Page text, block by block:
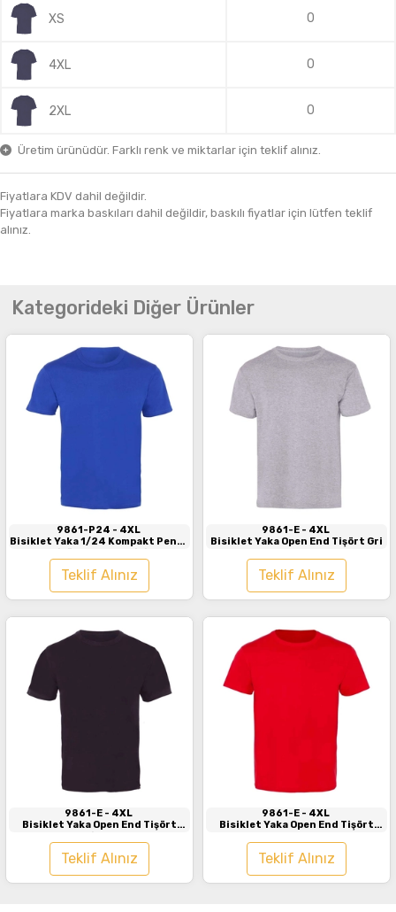
XS 0
4XL 0
2XL 0
Üretim ürünüdür. Farklı renk ve miktarlar için teklif alınız.
Fiyatlara KDV dahil değildir.
Fiyatlara marka baskıları dahil değildir, baskılı fiyatlar için lütfen teklif
alınız.
Kategorideki Diğer Ürünler
9861-P24 - 4XL
Bisiklet Yaka 1/24 Kompakt Penye
Teklif Alınız
9861-E - 4XL
Bisiklet Yaka Open End Tişört Gri
Teklif Alınız
9861-E - 4XL
Bisiklet Yaka Open End Tişört
Siyah
Teklif Alınız
9861-E - 4XL
Bisiklet Yaka Open End Tişört
Teklif Alınız